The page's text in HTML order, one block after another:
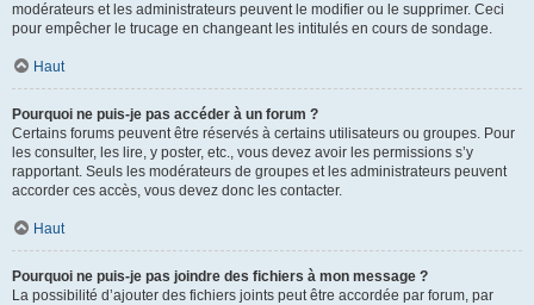
modérateurs et les administrateurs peuvent le modifier ou le supprimer. Ceci
pour empêcher le trucage en changeant les intitulés en cours de sondage.
Haut
Pourquoi ne puis-je pas accéder à un forum ?
Certains forums peuvent être réservés à certains utilisateurs ou groupes. Pour
les consulter, les lire, y poster, etc., vous devez avoir les permissions s’y
rapportant. Seuls les modérateurs de groupes et les administrateurs peuvent
accorder ces accès, vous devez donc les contacter.
Haut
Pourquoi ne puis-je pas joindre des fichiers à mon message ?
La possibilité d’ajouter des fichiers joints peut être accordée par forum, par